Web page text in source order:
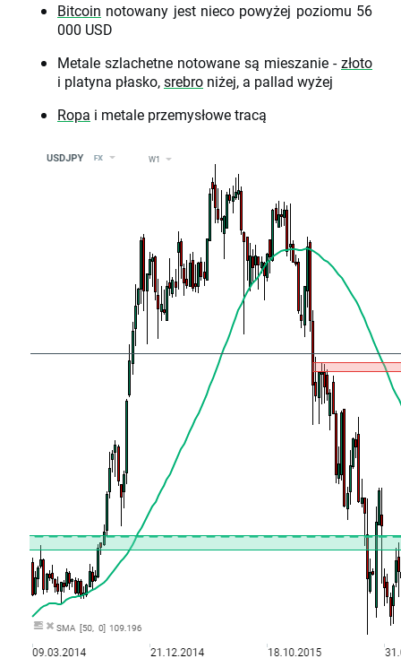
Bitcoin notowany jest nieco powyżej poziomu 56
000 USD
Metale szlachetne notowane są mieszanie -złoto
i platyna płasko,srebro niżej, a pallad wyżej
Ropa i metale przemysłowe tracą